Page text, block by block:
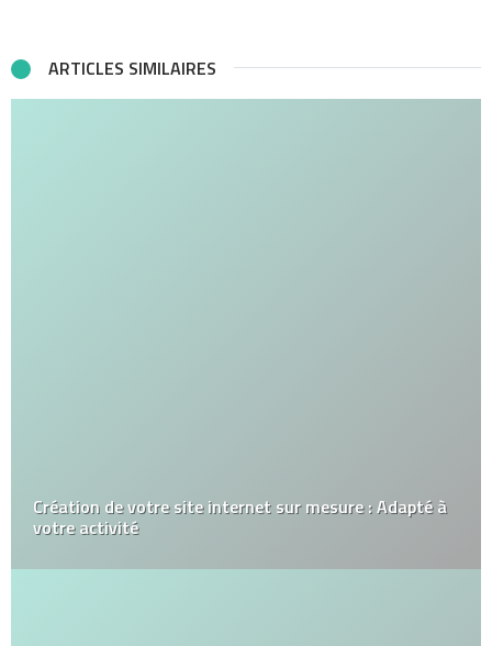
ARTICLES SIMILAIRES
Création de votre site internet sur mesure : Adapté à
votre activité